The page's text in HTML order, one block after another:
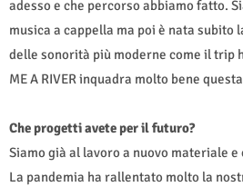
adesso e che percorso abbiamo fatto.
musica a cappella ma poi è nata subito
delle sonorità più moderne come il trip
ME A RIVER inquadra molto bene
Che progetti avete per il futuro?
Siamo già al lavoro a nuovo materiale e
La pandemia ha rallentato molto la